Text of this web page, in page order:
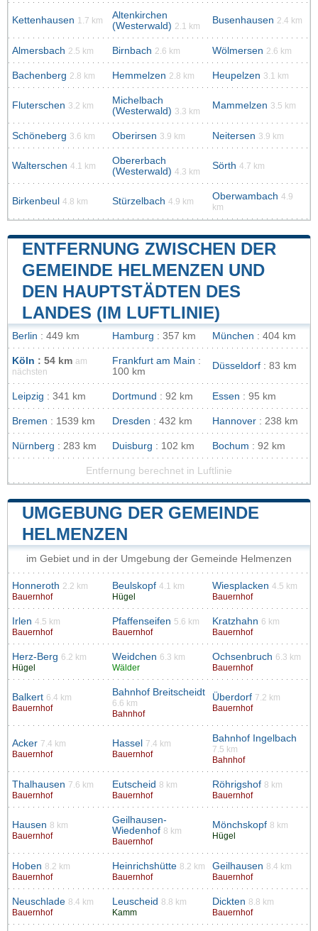
Kettenhausen 1.7 km
Altenkirchen
(Westerwald) 2.1 km
Busenhausen 2.4 km
Almersbach 2.5 km Birnbach 2.6 km Wölmersen 2.6 km
Bachenberg 2.8 km Hemmelzen 2.8 km Heupelzen 3.1 km
Fluterschen 3.2 km
Michelbach
(Westerwald) 3.3 km
Mammelzen 3.5 km
Schöneberg 3.6 km Oberirsen 3.9 km Neitersen 3.9 km
Walterschen 4.1 km
Obererbach
(Westerwald) 4.3 km
Sörth 4.7 km
Birkenbeul 4.8 km Stürzelbach 4.9 km Oberwambach 4.9
km
ENTFERNUNG ZWISCHEN DER
GEMEINDE HELMENZEN UND
DEN HAUPTSTÄDTEN DES
LANDES (IM LUFTLINIE)
Berlin : 449 km Hamburg : 357 km München : 404 km
Köln : 54 km am
nächsten
Frankfurt am Main :
100 km
Düsseldorf : 83 km
Leipzig : 341 km Dortmund : 92 km Essen : 95 km
Bremen : 1539 km Dresden : 432 km Hannover : 238 km
Nürnberg : 283 km Duisburg : 102 km Bochum : 92 km
Entfernung berechnet in Luftlinie
UMGEBUNG DER GEMEINDE
HELMENZEN
im Gebiet und in der Umgebung der Gemeinde Helmenzen
Honneroth 2.2 km
Bauernhof
Beulskopf 4.1 km
Hügel
Wiesplacken 4.5 km
Bauernhof
Irlen 4.5 km
Bauernhof
Pfaffenseifen 5.6 km
Bauernhof
Kratzhahn 6 km
Bauernhof
Herz-Berg 6.2 km
Hügel
Weidchen 6.3 km
Wälder
Ochsenbruch 6.3 km
Bauernhof
Balkert 6.4 km
Bauernhof
Bahnhof Breitscheidt
6.6 km
Bahnhof
Überdorf 7.2 km
Bauernhof
Acker 7.4 km
Bauernhof
Hassel
7.4 km
Bauernhof
Bahnhof Ingelbach
7.5 km
Bahnhof
Thalhausen 7.6 km
Bauernhof
Eutscheid 8 km
Bauernhof
Röhrigshof 8 km
Bauernhof
Hausen 8 km
Bauernhof
Geilhausen-
Wiedenhof 8 km
Bauernhof
Mönchskopf 8 km
Hügel
Hoben 8.2 km
Bauernhof
Heinrichshütte 8.2 km
Bauernhof
Geilhausen 8.4 km
Bauernhof
Neuschlade 8.4 km
Bauernhof
Leuscheid 8.8 km
Kamm
Dickten 8.8 km
Bauernhof